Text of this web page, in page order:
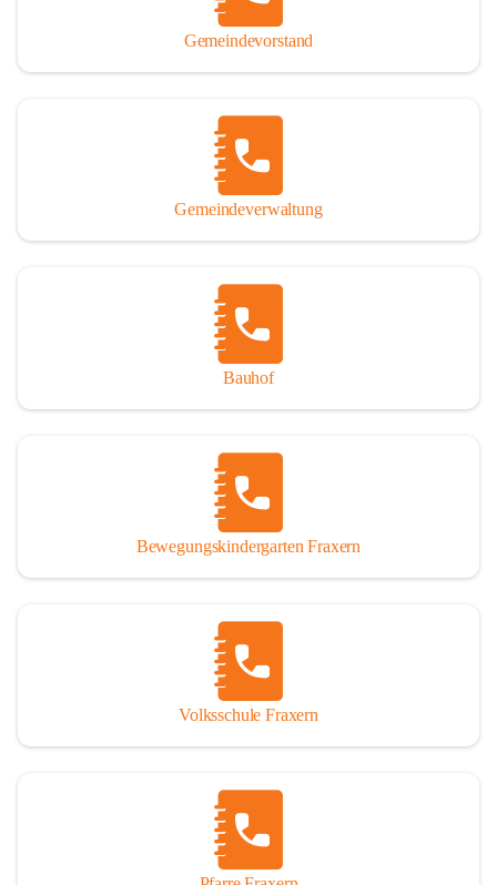
Gemeindevorstand
Gemeindeverwaltung
Bauhof
Bewegungskindergarten Fraxern
Volksschule Fraxern